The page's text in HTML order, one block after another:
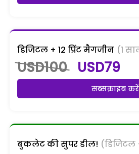
डिजिटल + 12 प्रिंट मैगजीन (1
USD100 USD79
सब्सक्राइब करें
बुकलेट की सुपर डील! (डिजिटल